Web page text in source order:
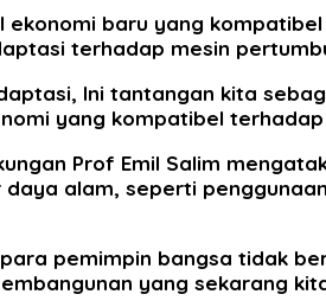
ekonomi baru yang
terhadap mesin
Ini tantangan kita
yang kompatibel
Prof Emil Salim
alam, seperti
pemimpin bangsa tidak
yang sekarang